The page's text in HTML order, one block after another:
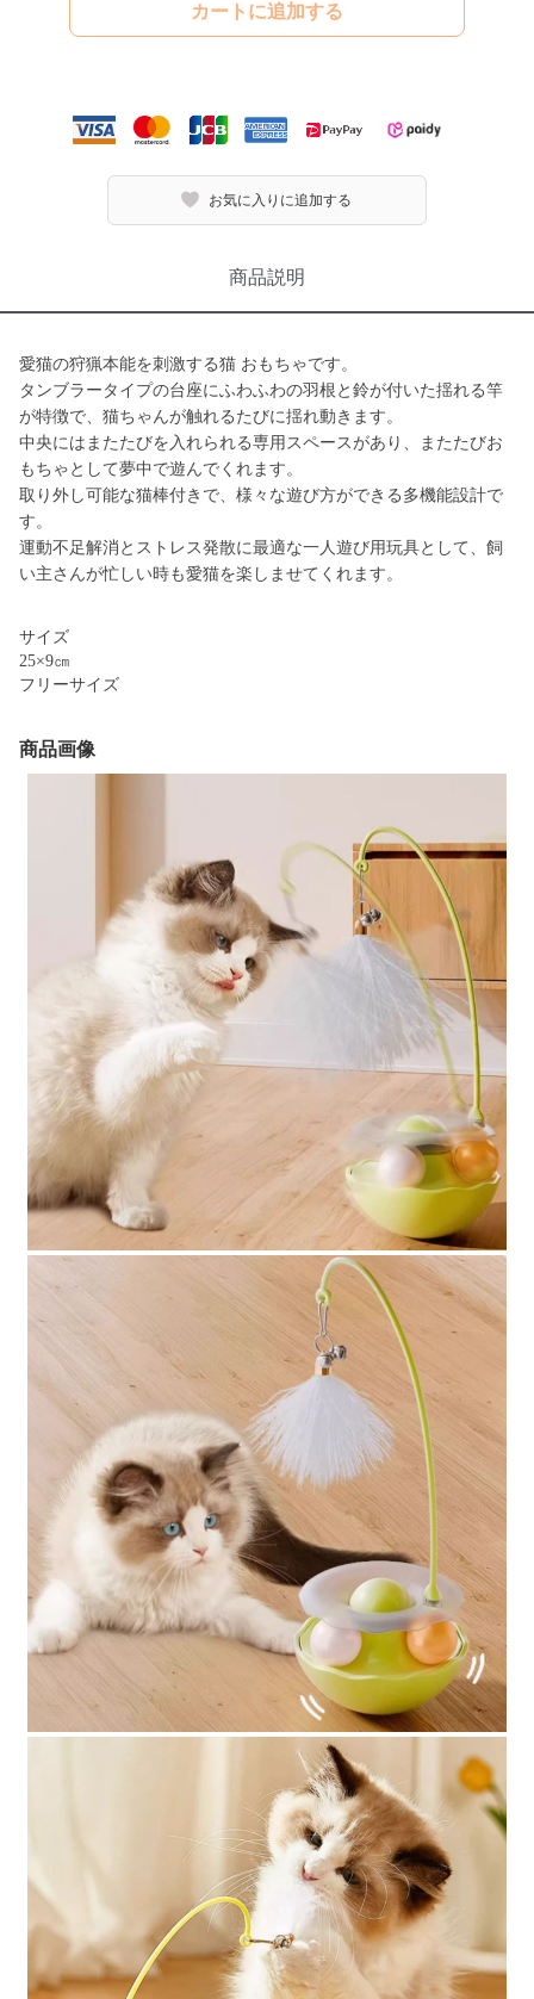
カートに追加する
お気に入りに追加する
商品説明
愛猫の狩猟本能を刺激する猫 おもちゃです。
タンブラータイプの台座にふわふわの羽根と鈴が付いた揺れる竿
が特徴で、猫ちゃんが触れるたびに揺れ動きます。
中央にはまたたびを入れられる専用スペースがあり、またたびお
もちゃとして夢中で遊んでくれます。
取り外し可能な猫棒付きで、様々な遊び方ができる多機能設計で
す。
運動不足解消とストレス発散に最適な一人遊び用玩具として、飼
い主さんが忙しい時も愛猫を楽しませてくれます。
サイズ
25×9㎝
フリーサイズ
商品画像